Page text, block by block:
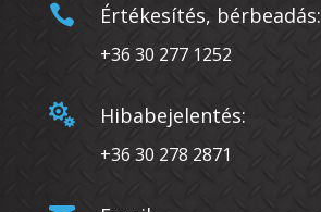
 Értékesítés, bérbeadás:
+36 30 277 1252
 Hibabejelentés:
+36 30 278 2871